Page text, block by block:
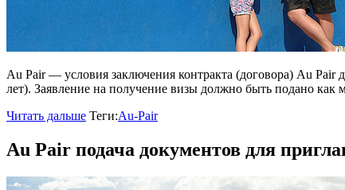
Au Pair — условия заключения контракта (договора) Au
лет). Заявление на получение визы должно быть подано
Читать дальше Теги:Au-Pair
Au Pair подача документов для